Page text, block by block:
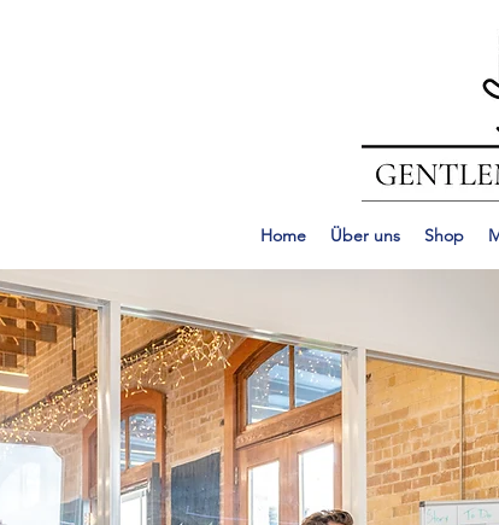
Home Über uns Shop